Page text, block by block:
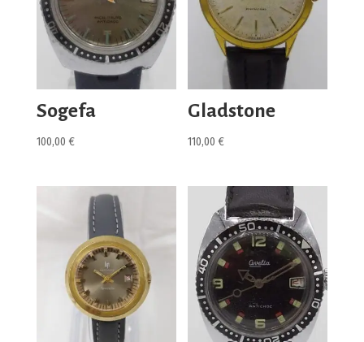
Sogefa
100,00 €
Gladstone
110,00€